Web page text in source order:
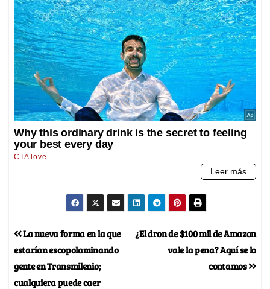
¿El dron de $100 mil de Amazon
vale la pena? Aquí se lo
contamos
La nueva forma en la que
estarían escopolaminando
gente en Transmilenio;
cualquiera puede caer